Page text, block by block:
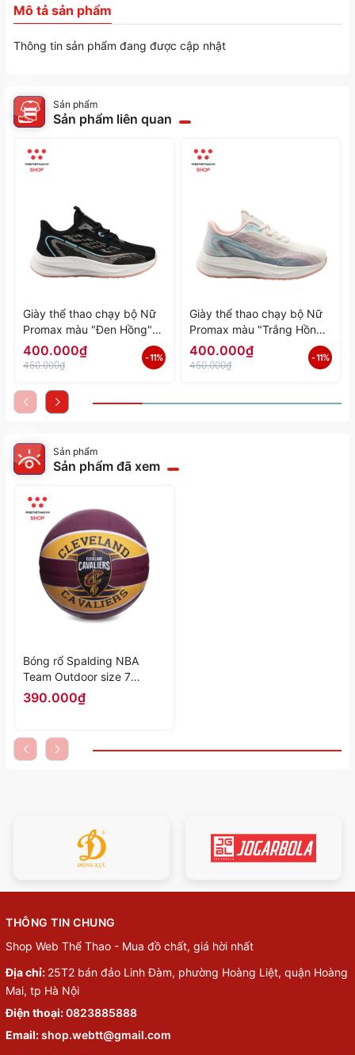
Mô tả sản phẩm
Thông tin sản phẩm đang được cập nhật
Sản phẩm
Sản phẩm liên quan
Giày thể thao chạy bộ Nữ
Promax màu "Đen Hồng"
PR-2206-06 - Hàng Chính
Hãng
400.000₫
450.000₫
- 11%
Giày thể thao chạy bộ Nữ
Promax màu "Trắng Hồng"
PR-2206-05 - Hàng Chính
Hãng
400.000₫
450.000₫
- 11%
Sản phẩm
Sản phẩm đã xem
Bóng rổ Spalding NBA
Team Outdoor size 7
"Cleveland Cavaliers" 83-
504z- Hàng Chính Hãng
390.000₫
THÔNG TIN CHUNG
Shop Web Thể Thao - Mua đồ chất, giá hời nhất
Địa chỉ: 25T2 bán đảo Linh Đàm, phường Hoàng Liệt, quận Hoàng
Mai, tp Hà Nội
Điện thoại:0823885888
Email:shop.webtt@gmail.com